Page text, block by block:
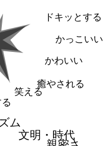
ドキッとする
かっこいい
かわいい
癒やされる
笑える
ム
文明・時代